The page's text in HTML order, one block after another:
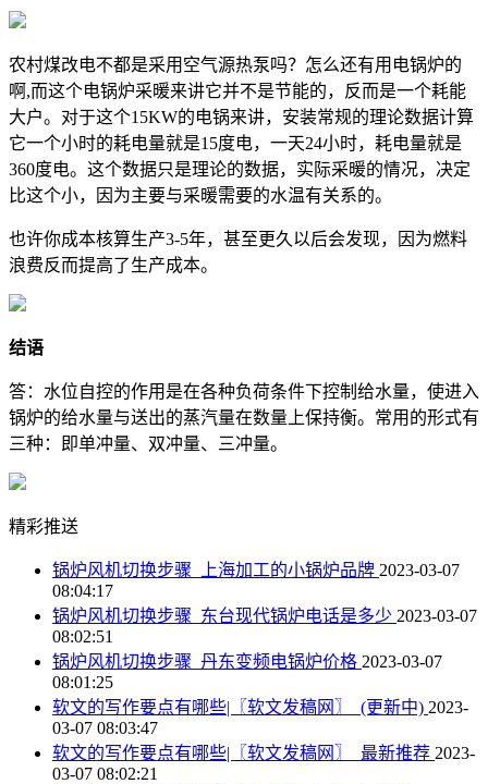
农村煤改电不都是采用空气源热泵吗？怎么还有用电锅炉的
啊,而这个电锅炉采暖来讲它并不是节能的，反而是一个耗能
大户。对于这个15KW的电锅来讲，安装常规的理论数据计算
它一个小时的耗电量就是15度电，一天24小时，耗电量就是
360度电。这个数据只是理论的数据，实际采暖的情况，决定
比这个小，因为主要与采暖需要的水温有关系的。
也许你成本核算生产3-5年，甚至更久以后会发现，因为燃料
浪费反而提高了生产成本。
结语
答：水位自控的作用是在各种负荷条件下控制给水量，使进入
锅炉的给水量与送出的蒸汽量在数量上保持衡。常用的形式有
三种：即单冲量、双冲量、三冲量。
精彩推送
锅炉风机切换步骤_上海加工的小锅炉品牌 2023-03-07
08:04:17
锅炉风机切换步骤_东台现代锅炉电话是多少 2023-03-07
08:02:51
锅炉风机切换步骤_丹东变频电锅炉价格 2023-03-07
08:01:25
软文的写作要点有哪些|〖软文发稿网〗_(更新中) 2023-
03-07 08:03:47
软文的写作要点有哪些|〖软文发稿网〗_最新推荐 2023-
03-07 08:02:21